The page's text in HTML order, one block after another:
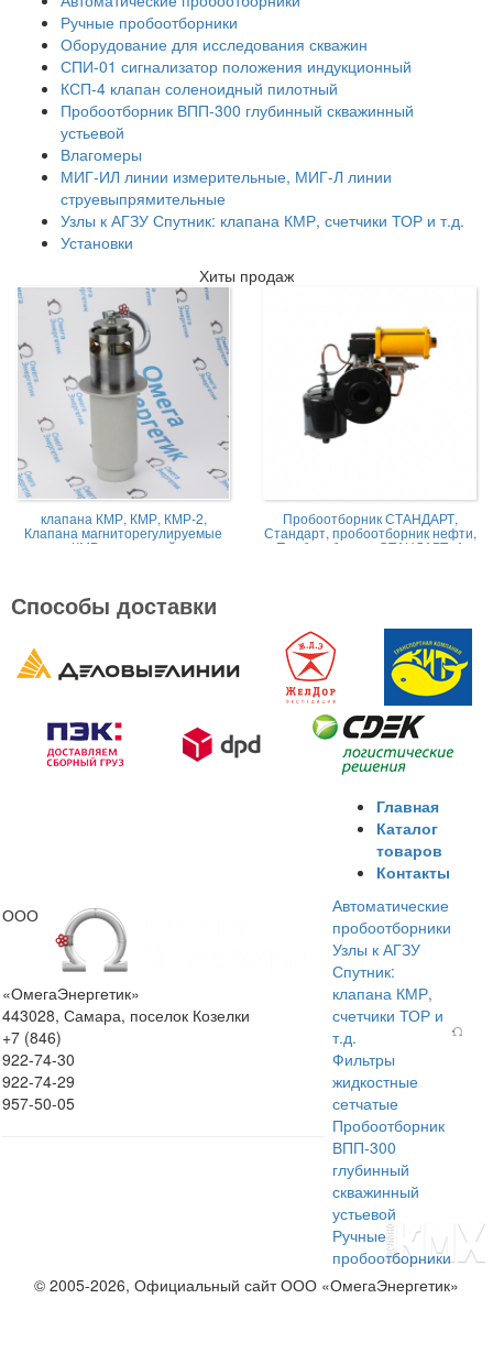
Ручные пробоотборники
Оборудование для исследования скважин
СПИ-01 сигнализатор положения индукционный
КСП-4 клапан соленоидный пилотный
Пробоотборник ВПП-300 глубинный скважинный
устьевой
Влагомеры
МИГ-ИЛ линии измерительные, МИГ-Л линии
струевыпрямительные
Узлы к АГЗУ Спутник: клапана КМР, счетчики ТОР и т.д.
Установки
Хиты продаж
клапана КМР, КМР, КМР-2,
Клапана магниторегулируемые
КМР жидкостной
Пробоотборник СТАНДАРТ,
Стандарт, пробоотборник нефти,
Пробоотборник СТАНДАРТ -А
Способы доставки
ООО
«ОмегаЭнергетик»
443028, Самара, поселок Козелки
+7 (846)
922-74-30
922-74-29
957-50-05
Главная
Каталог
товаров
Контакты
Автоматические
пробоотборники
Узлы к АГЗУ
Спутник:
клапана КМР,
счетчики ТОР и
т.д.
Фильтры
жидкостные
сетчатые
Пробоотборник
ВПП-300
глубинный
скважинный
устьевой
Ручные
пробоотборники
© 2005-2026, Официальный сайт ООО «ОмегаЭнергетик»